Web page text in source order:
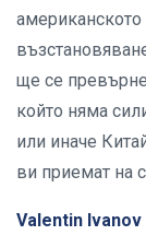
ще се
който няма
или иначе
ви приемат на
Valentin Ivanov